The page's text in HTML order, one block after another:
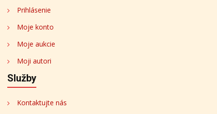
Prihlásenie
Moje konto
Moje aukcie
Moji autori
Služby
Kontaktujte nás